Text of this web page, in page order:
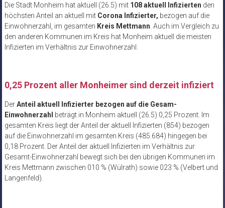
Die Stadt Monheim hat aktuell (26.5) mit 108 aktuell Infizierten den
höchsten Anteil an aktuell mit Corona Infizierter, bezogen auf die
Einwohnerzahl, im gesamten Kreis Mettmann . Auch im Vergleich zu
den anderen Kommunen im Kreis hat Monheim aktuell die meisten
Infizierten im Verhältnis zur Einwohnerzahl.
0,25 Prozent aller Monheimer sind derzeit infiziert
DerAnteil aktuell Infizierter bezogen auf die Gesam-
Einwohnerzahl beträgt in Monheim aktuell (26.5) 0,25 Prozent. Im
gesamten Kreis liegt der Anteil der aktuell Infizierten (854) bezogen
auf die Einwohnerzahl im gesamten Kreis (485.684) hingegen bei
0,18 Prozent. Der Anteil der aktuell Infizierten im Verhältnis zur
Gesamt-Einwohnerzahl bewegt sich bei den übrigen Kommunen im
Kreis Mettmann zwischen 010 % (Wülrath) sowie 023 % (Velbert und
Langenfeld).